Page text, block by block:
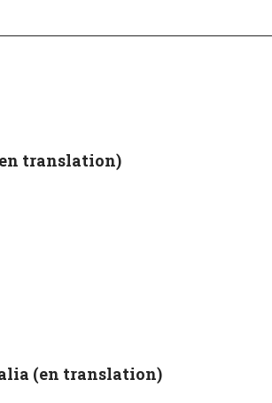
translation)
(en translation)